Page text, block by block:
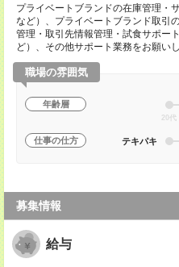
プライベートブランドの在庫管理・
など）、プライベートブランド取引
管理・取引先情報管理・試食サポー
ど）、その他サポート業務をお願いし
職場の雰囲気
年齢層
20代
仕事の仕方 テキパキ
募集情報
給与